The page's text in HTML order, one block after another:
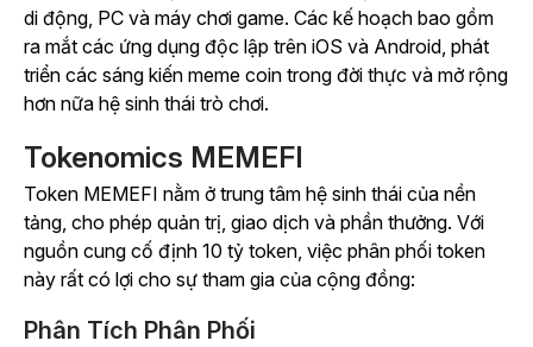
di động, PC và máy chơi game. Các kế hoạch bao gồm
ra mắt các ứng dụng độc lập trên iOS và Android, phát
triển các sáng kiến meme coin trong đời thực và mở rộng
hơn nữa hệ sinh thái trò chơi.
Tokenomics MEMEFI
Token MEMEFI nằm ở trung tâm hệ sinh thái của nền
tảng, cho phép quản trị, giao dịch và phần thưởng. Với
nguồn cung cố định 10 tỷ token, việc phân phối token
này rất có lợi cho sự tham gia của cộng đồng:
Phân Tích Phân Phối